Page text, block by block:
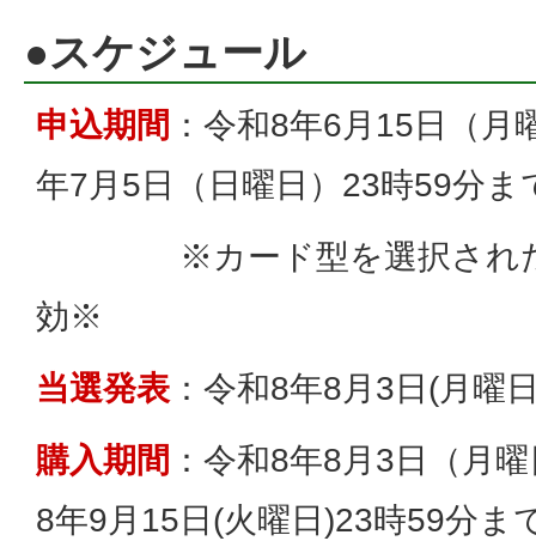
●スケジュール
申込期間 ：令和8年6月15日（
年7月5日（日曜日）23時59分ま
※カード型を選択された
効※
当選発表 ：令和8年8月3日(月曜
購入期間 ：令和8年8月3日（月
8年9月15日(火曜日)23時59分ま